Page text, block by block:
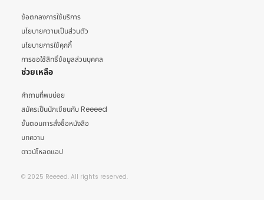
ข้อตกลงการใช้บริการ
นโยบายความเป็นส่วนตัว
นโยบายการใช้คุกกี้
การขอใช้สิทธิ์ข้อมูลส่วนบุคคล
ช่วยเหลือ
คำถามที่พบบ่อย
สมัครเป็นนักเขียนกับ Reeeed
ขั้นตอนการสั่งซื้อหนังสือ
บทความ
ดาวน์โหลดแอป
© 2025 Reeeed. All rights reserved.